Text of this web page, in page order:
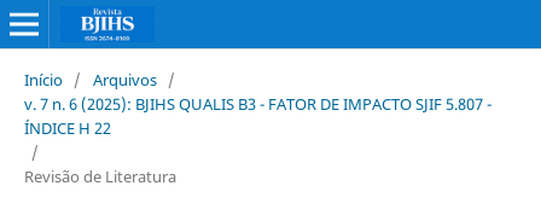
Início / Arquivos /
v. 7 n. 6 (2025): BJIHS QUALIS B3 - FATOR DE IMPACTO SJIF 5.807 -
ÍNDICE H 22
/
Revisão de Literatura